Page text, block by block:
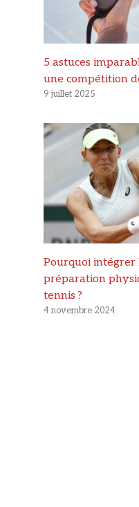
5 astuces
une compétition
9 juillet 2025
Pourquoi
préparation
tennis ?
4 novembre 2024